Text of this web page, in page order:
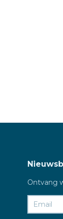
Ontvang